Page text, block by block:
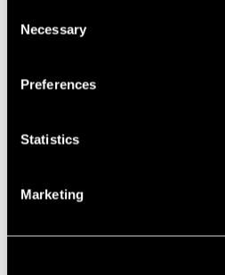
Selection
Necessary
Preferences
Statistics
Marketing
Hotel dla niepalących
Share